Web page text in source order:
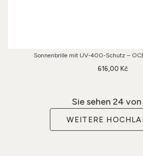
Sonnenbrille mit UV-400-Schutz –
616,00 Kč
Sie sehen 24 von
WEITERE